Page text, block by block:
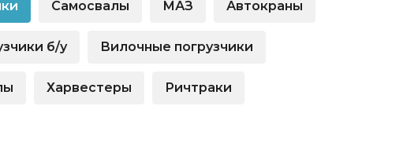
Самосвалы МАЗ Автокраны
б/у Вилочные погрузчики
Харвестеры Ричтраки